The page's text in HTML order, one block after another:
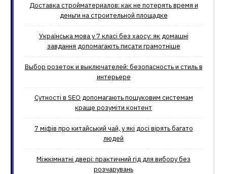
Доставка стройматериалов: как не потерять время и
деньги на строительной площадке
Українська мова у 7 класі без хаосу: як домашні
завдання допомагають писати грамотніше
Выбор розеток и выключателей: безопасность и стиль в
интерьере
Сутності в SEO допомагають пошуковим системам
краще розуміти контент
7 міфів про китайський чай, у які досі вірять багато
людей
Міжкімнатні двері: практичний гід для вибору без
розчарувань